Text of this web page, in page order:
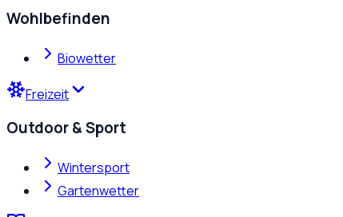
Wohlbefinden
Biowetter
Freizeit
Outdoor & Sport
Wintersport
Gartenwetter